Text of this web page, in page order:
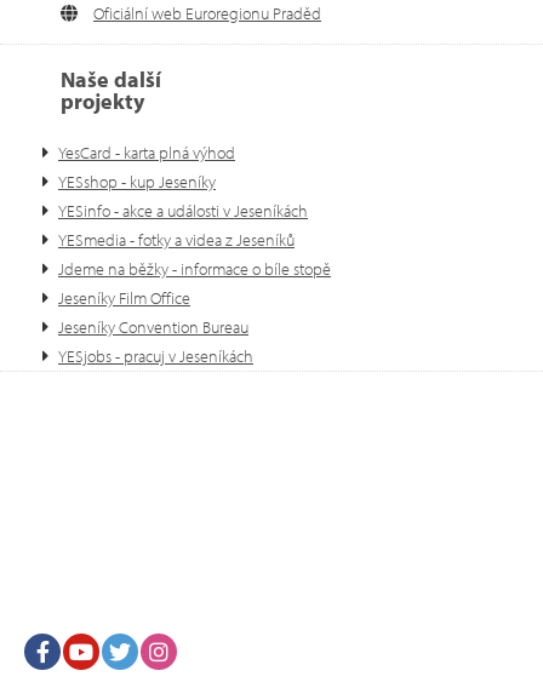
Oficiální web Euroregionu Praděd
Naše další
projekty
YesCard - karta plná výhod
YESshop - kup Jeseníky
YESinfo - akce a události v Jeseníkách
YESmedia - fotky a videa z Jeseníků
Jdeme na běžky - informace o bíle stopě
Jeseníky Film Office
Jeseníky Convention Bureau
YESjobs - pracuj v Jeseníkách
FacebookYoutubeTwitter